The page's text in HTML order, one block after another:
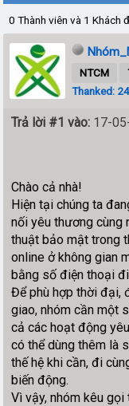
0 Thành viên và 1 Khách
NTCM
Thanked:
Trả lời #1 vào: 17-
Chào cả nhà!
Hiện tại chúng ta
nối yêu thương cùng
thuật bảo mật trong
online ở không gian
bằng số điện thoại
Để phù hợp thời đại,
giao, nhóm cần một
cả các hoạt động
có thể dùng thêm là
thế hệ khi cần, đi
biến động.
Vì vậy, nhóm kêu